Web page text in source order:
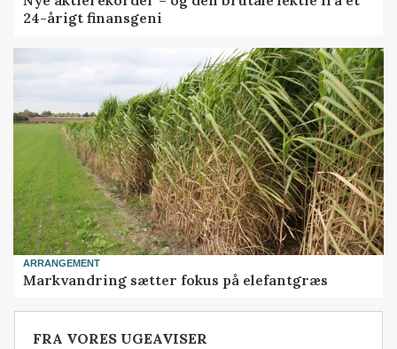
24-årigt finansgeni
ARRANGEMENT
Markvandring sætter fokus på elefantgræs
FRA VORES UGEAVISER